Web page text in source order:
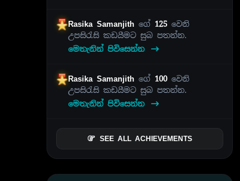
Rasika Samanjithගේ 125 වෙනි
උපසිරැසි කඩයීමට සුබ පතන්න.
මෙතැනින් පිවිසෙන්න
Rasika Samanjithගේ 100වෙනි
උපසිරැසි කඩයීමට සුබ පතන්න.
මෙතැනින් පිවිසෙන්න
SEE ALL ACHIEVEMENTS